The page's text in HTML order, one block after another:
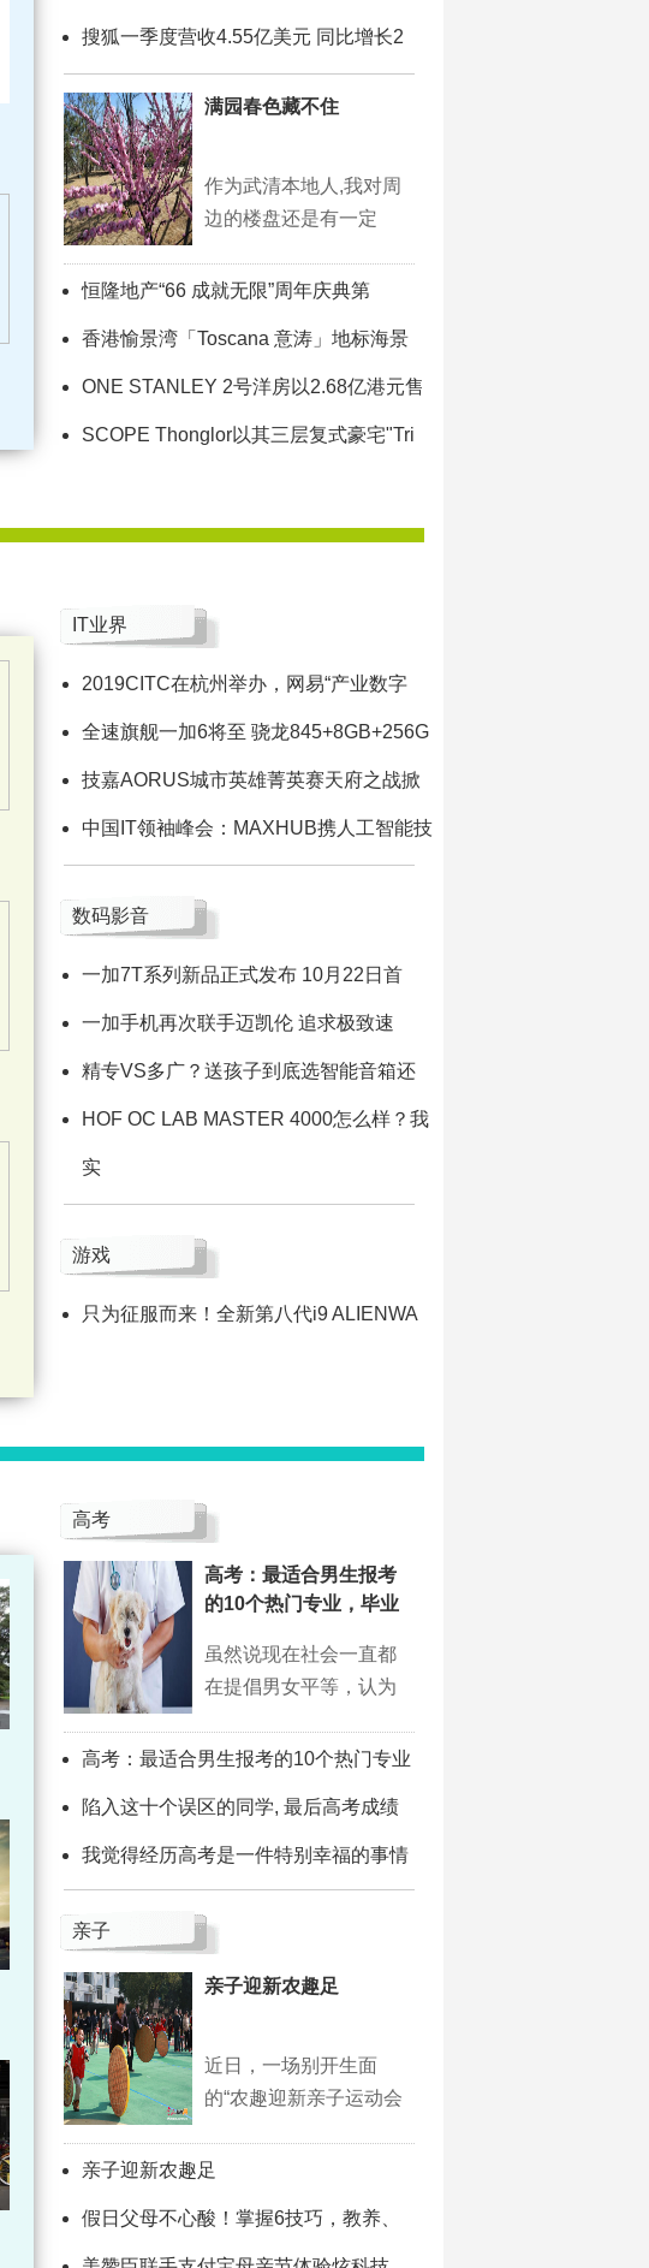
搜狐一季度营收4.55亿美元 同比增长2
满园春色藏不住
作为武清本地人,我对周
边的楼盘还是有一定
恒隆地产“66 成就无限”周年庆典第
香港愉景湾「Toscana 意涛」地标海景
ONE STANLEY 2号洋房以2.68亿港元售
SCOPE Thonglor以其三层复式豪宅"Tri
IT业界
2019CITC在杭州举办，网易“产业数字
全速旗舰一加6将至 骁龙845+8GB+256G
技嘉AORUS城市英雄菁英赛天府之战掀
中国IT领袖峰会：MAXHUB携人工智能技
数码影音
一加7T系列新品正式发布 10月22日首
一加手机再次联手迈凯伦 追求极致速
精专VS多广？送孩子到底选智能音箱还
HOF OC LAB MASTER 4000怎么样？我
实
游戏
只为征服而来！全新第八代i9 ALIENWA
高考
高考：最适合男生报考
的10个热门专业，毕业
虽然说现在社会一直都
在提倡男女平等，认为
高考：最适合男生报考的10个热门专业
陷入这十个误区的同学, 最后高考成绩
我觉得经历高考是一件特别幸福的事情
亲子
亲子迎新农趣足
近日，一场别开生面
的“农趣迎新亲子运动会
亲子迎新农趣足
假日父母不心酸！掌握6技巧，教养、